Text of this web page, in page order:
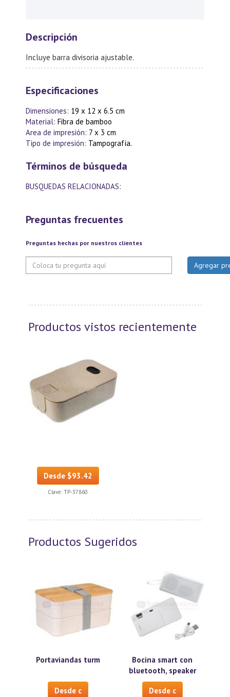
Descripción
Incluye barra divisoria ajustable.
Especificaciones
Dimensiones: 19 x 12 x 6.5 cm
Material: Fibra de bamboo
Area de impresión: 7 x 3 cm
Tipo de impresión: Tampografía.
Términos de búsqueda
BUSQUEDAS RELACIONADAS:
Preguntas frecuentes
Preguntas hechas por nuestros clientes
Productos vistos recientemente
Desde $93.42
Clave: TP-37860
Productos Sugeridos
Portaviandas turm
Desde c
Bocina smart con
bluetooth, speaker
Desde c